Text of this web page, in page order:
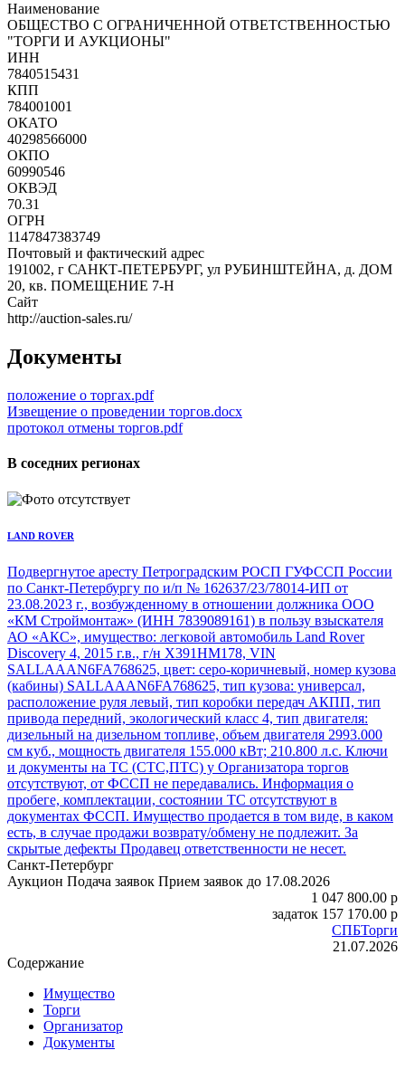
Наименование
ОБЩЕСТВО С ОГРАНИЧЕННОЙ ОТВЕТСТВЕННОСТЬЮ
"ТОРГИ И АУКЦИОНЫ"
ИНН
7840515431
КПП
784001001
ОКАТО
40298566000
ОКПО
60990546
ОКВЭД
70.31
ОГРН
1147847383749
Почтовый и фактический адрес
191002, г САНКТ-ПЕТЕРБУРГ, ул РУБИНШТЕЙНА, д. ДОМ
20, кв. ПОМЕЩЕНИЕ 7-Н
Сайт
http://auction-sales.ru/
Документы
положение о торгах.pdf
Извещение о проведении торгов.docx
протокол отмены торгов.pdf
В соседних регионах
LAND ROVER
Подвергнутое аресту Петроградским РОСП ГУФССП России
по Санкт-Петербургу по и/п № 162637/23/78014-ИП от
23.08.2023 г., возбужденному в отношении должника ООО
«КМ Строймонтаж» (ИНН 7839089161) в пользу взыскателя
АО «АКС», имущество: легковой автомобиль Land Rover
Discovery 4, 2015 г.в., г/н X391HM178, VIN
SALLAAAN6FA768625, цвет: серо-коричневый, номер кузова
(кабины) SALLAAAN6FA768625, тип кузова: универсал,
расположение руля левый, тип коробки передач АКПП, тип
привода передний, экологический класс 4, тип двигателя:
дизельный на дизельном топливе, объем двигателя 2993.000
см куб., мощность двигателя 155.000 кВт; 210.800 л.с. Ключи
и документы на ТС (СТС,ПТС) у Организатора торгов
отсутствуют, от ФССП не передавались. Информация о
пробеге, комплектации, состоянии ТС отсутствуют в
документах ФССП. Имущество продается в том виде, в каком
есть, в случае продажи возврату/обмену не подлежит. За
скрытые дефекты Продавец ответственности не несет.
Санкт-Петербург
Аукцион Подача заявок Прием заявок до 17.08.2026
1 047 800.00 p
задаток 157 170.00 p
СПБТорги
21.07.2026
Содержание
Имущество
Торги
Организатор
Документы